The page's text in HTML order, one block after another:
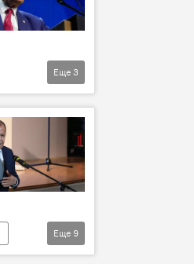
Еще 3
Еще 9